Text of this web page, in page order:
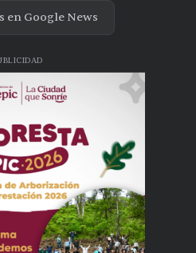
en Google News